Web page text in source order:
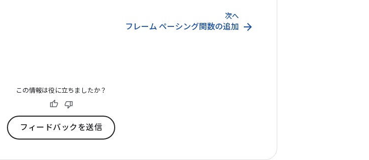
次へ
フレーム ペーシング関数の追加 arrow_forward
この情報は役に立ちましたか？
フィードバックを送信